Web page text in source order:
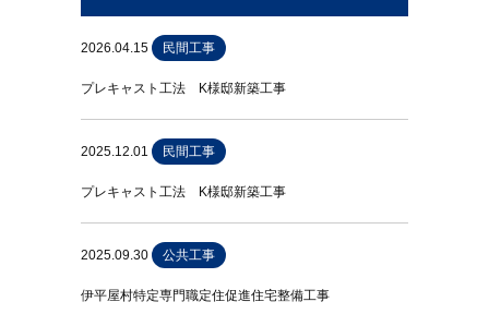
2026.04.15 民間工事
プレキャスト工法 K様邸新築工事
2025.12.01 民間工事
プレキャスト工法 K様邸新築工事
2025.09.30 公共工事
伊平屋村特定専門職定住促進住宅整備工事